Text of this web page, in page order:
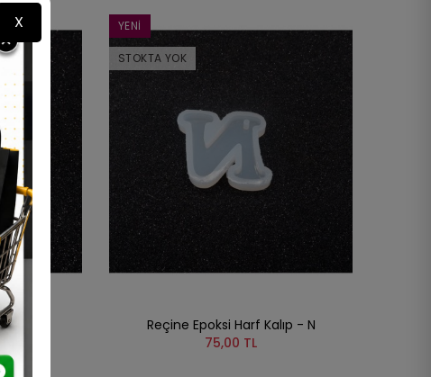
- M
YENI
STOKTA YOK
Reçine Epoksi Harf Kalıp - N
75,00 TL
X